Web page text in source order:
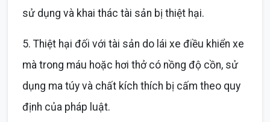
sử dụng và khai thác tài sản bị thiệt hại.
5. Thiệt hại đối với tài sản do lái xe điều khiển xe
mà trong máu hoặc hơi thở có nồng độ cồn, sử
dụng ma túy và chất kích thích bị cấm theo quy
định của pháp luật.